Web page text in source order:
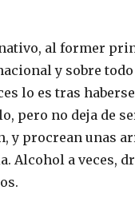
al former
y sobre todo
lo es tras
pero no deja de
y procrean unas
Alcohol a veces,